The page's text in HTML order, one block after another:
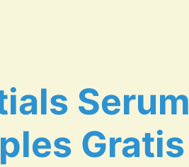
Serum
Gratis